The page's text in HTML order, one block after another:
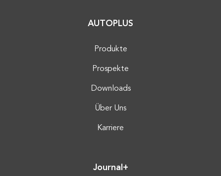
AUTOPLUS
Produkte
Prospekte
Downloads
Über Uns
Karriere
Journal+